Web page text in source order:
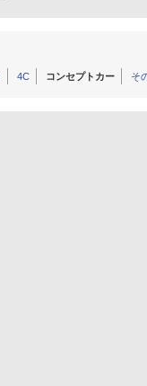
4C コンセプトカー そ